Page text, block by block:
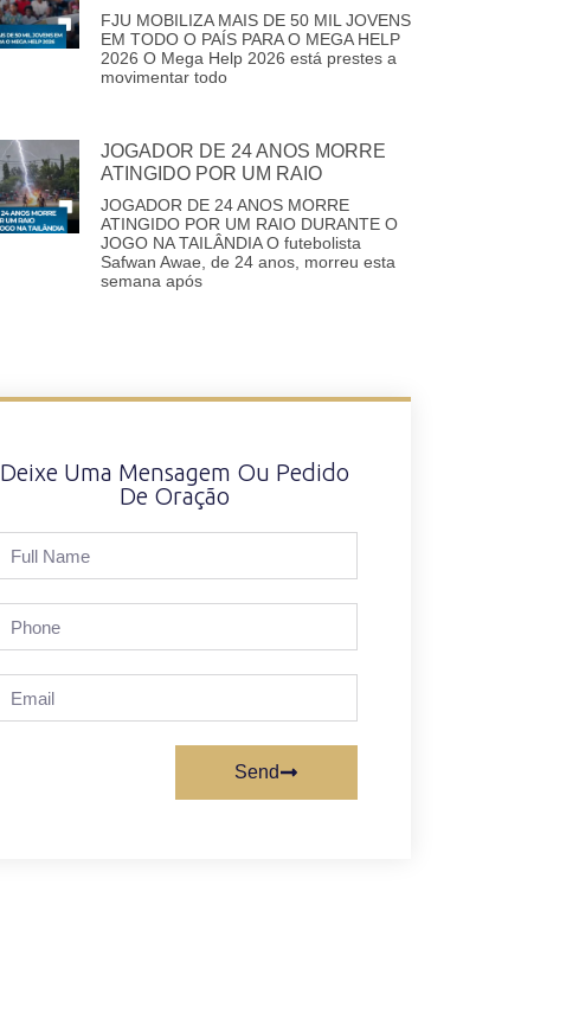
FJU MOBILIZA MAIS DE 50 MIL JOVENS
EM TODO O PAÍS PARA O MEGA HELP
2026 O Mega Help 2026 está prestes a
movimentar todo
JOGADOR DE 24 ANOS MORRE
ATINGIDO POR UM RAIO
JOGADOR DE 24 ANOS MORRE
ATINGIDO POR UM RAIO DURANTE O
JOGO NA TAILÂNDIA O futebolista
Safwan Awae, de 24 anos, morreu esta
semana após
Deixe Uma Mensagem Ou Pedido
De Oração
Send